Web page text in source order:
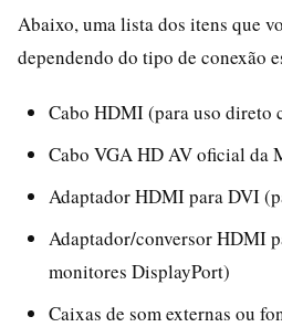
Abaixo, uma lista dos itens que
dependendo do tipo de conexão
Cabo HDMI (para uso
Cabo VGA HD AV oficial da
Adaptador HDMI para DVI
Adaptador/conversor HDMI
monitores DisplayPort)
Caixas de som externas ou